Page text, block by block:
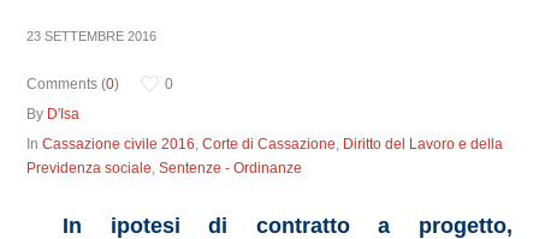
23 SETTEMBRE 2016
Comments (0)
0
By D'Isa
InCassazione civile 2016,Corte di Cassazione, Diritto del Lavoro e della
Previdenza sociale,Sentenze - Ordinanze
In ipotesi di contratto a progetto,